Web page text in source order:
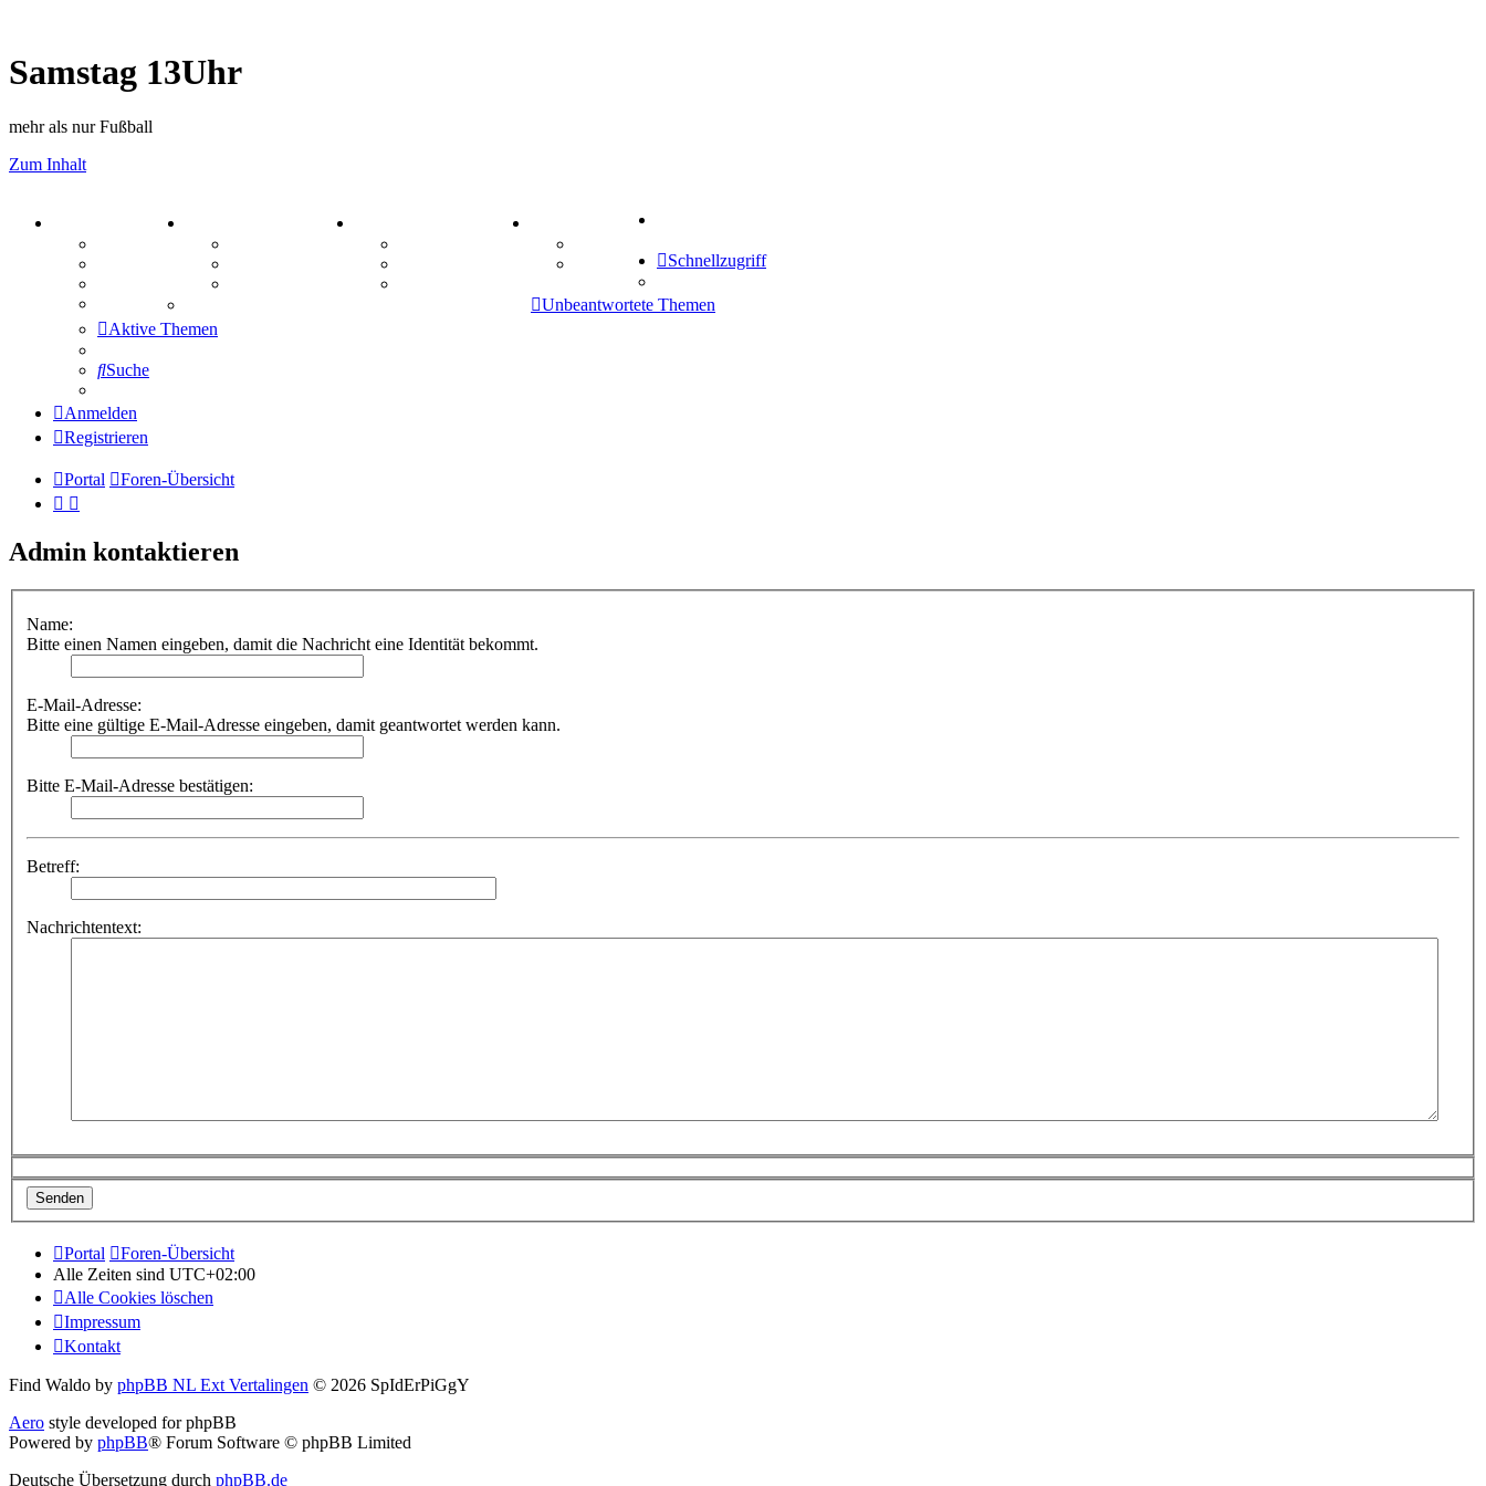
Samstag 13Uhr
mehr als nur Fußball
Zum Inhalt
Mastodon
Comunio
Schnellzugriff
Unbeantwortete Themen
Aktive Themen
Suche
Anmelden
Registrieren
Portal Foren-Übersicht
Admin kontaktieren
Name:
Bitte einen Namen eingeben, damit die Nachricht eine Identität bekommt.
E-Mail-Adresse:
Bitte eine gültige E-Mail-Adresse eingeben, damit geantwortet werden kann.
Bitte E-Mail-Adresse bestätigen:
Betreff:
Nachrichtentext:
Portal
Foren-Übersicht
Alle Zeiten sind UTC+02:00
Alle Cookies löschen
Impressum
Kontakt
Find Waldo by phpBB NL Ext Vertalingen © 2026 SpIdErPiGgY
Aero style developed for phpBB
Powered by phpBB® Forum Software © phpBB Limited
Deutsche Übersetzung durch phpBB.de